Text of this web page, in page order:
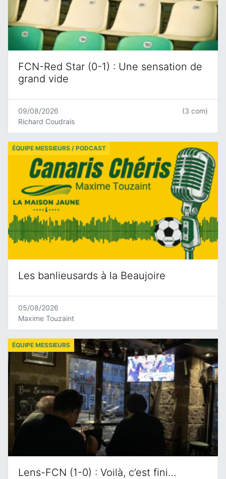
FCN-Red Star (0-1) : Une sensation de
grand vide
09/08/2026
Richard Coudrais
(3 com)
Les banlieusards à la Beaujoire
ÉQUIPE MESSIEURS / PODCAST
05/08/2026
Maxime Touzaint
Lens-FCN (1-0) : Voilà, c’est fini…
ÉQUIPE MESSIEURS